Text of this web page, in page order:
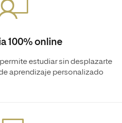
100% online
estudiar sin desplazarte
aprendizaje personalizado